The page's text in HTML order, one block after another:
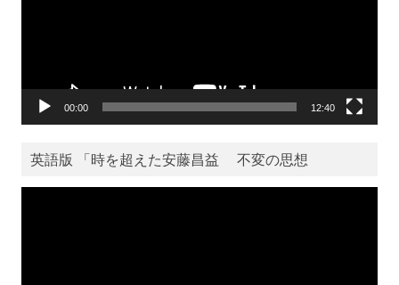
00:00 12:40
英語版 「時を超えた安藤昌益 不変の思想